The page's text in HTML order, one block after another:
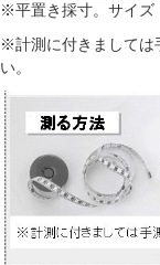
※平置き採寸。サイズ
※計測に付きましては
い。